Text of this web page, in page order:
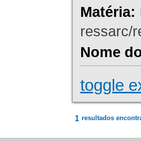
Matéria:
ressarc/
Nome
toggle
1 resultados